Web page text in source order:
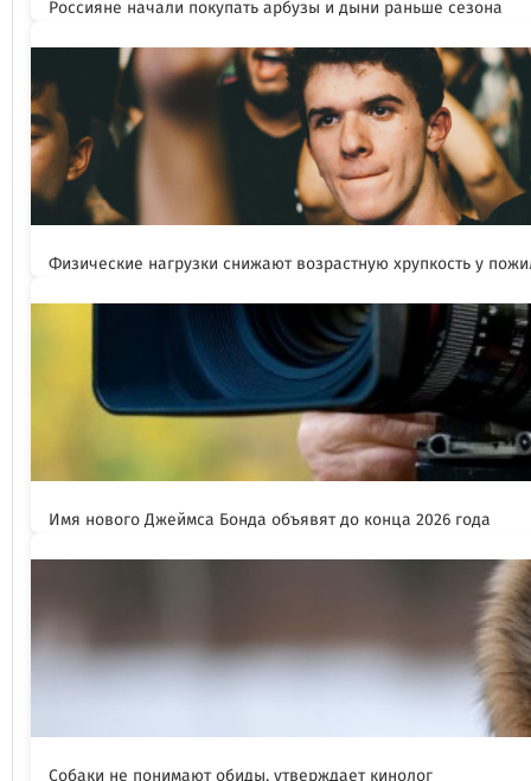
Россияне начали покупать арбузы и дыни раньше сезона
Физические нагрузки снижают возрастную хрупкость у
Имя нового Джеймса Бонда объявят до конца 2026 года